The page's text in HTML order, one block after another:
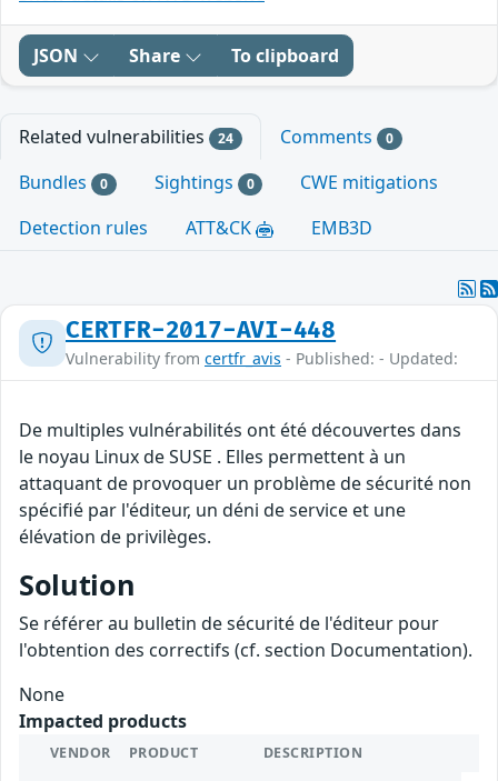
JSON Share To clipboard
Related vulnerabilities 24 Comments 0
Bundles 0 Sightings 0
CWE mitigations
Detection rules
ATT&CK EMB3D
CERTFR-2017-AVI-448
Vulnerability from certfr_avis - Published: - Updated:
De multiples vulnérabilités ont été découvertes dans
le noyau Linux de SUSE . Elles permettent à un
attaquant de provoquer un problème de sécurité non
spécifié par l'éditeur, un déni de service et une
élévation de privilèges.
Solution
Se référer au bulletin de sécurité de l'éditeur pour
l'obtention des correctifs (cf. section Documentation).
None
Impacted products
VENDOR PRODUCT DESCRIPTION